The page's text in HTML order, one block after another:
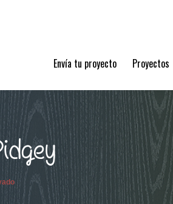
Envía tu proyecto Proyectos